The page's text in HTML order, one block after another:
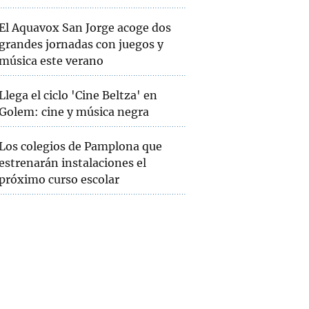
Aquavox San Jorge acoge dos
grandes jornadas con juegos y
este verano
el ciclo 'Cine Beltza' en
cine y música negra
colegios de Pamplona que
instalaciones el
curso escolar